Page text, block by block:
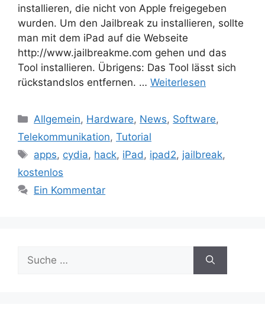
installieren, die nicht von Apple freigegeben
wurden. Um den Jailbreak zu installieren, sollte
man mit dem iPad auf die Webseite
http://www.jailbreakme.com gehen und das
Tool installieren. Übrigens: Das Tool lässt sich
rückstandslos entfernen. … Weiterlesen
Kategorien
Allgemein, Hardware, News, Software,
Telekommunikation, Tutorial
Schlagwörter
apps, cydia, hack, iPad , ipad2, jailbreak,
kostenlos
Ein Kommentar
nach: